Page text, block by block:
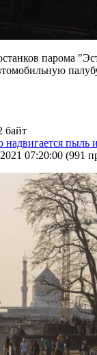
парома
байт
пыль
07:20:00 (991